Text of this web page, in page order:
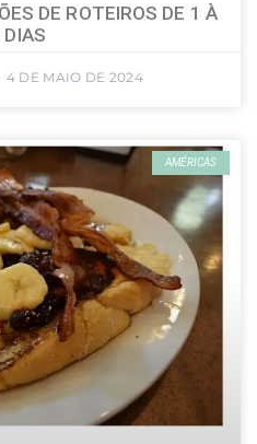
DE ROTEIROS DE 1 À
4 DE MAIO DE 2024
AMÉRICAS